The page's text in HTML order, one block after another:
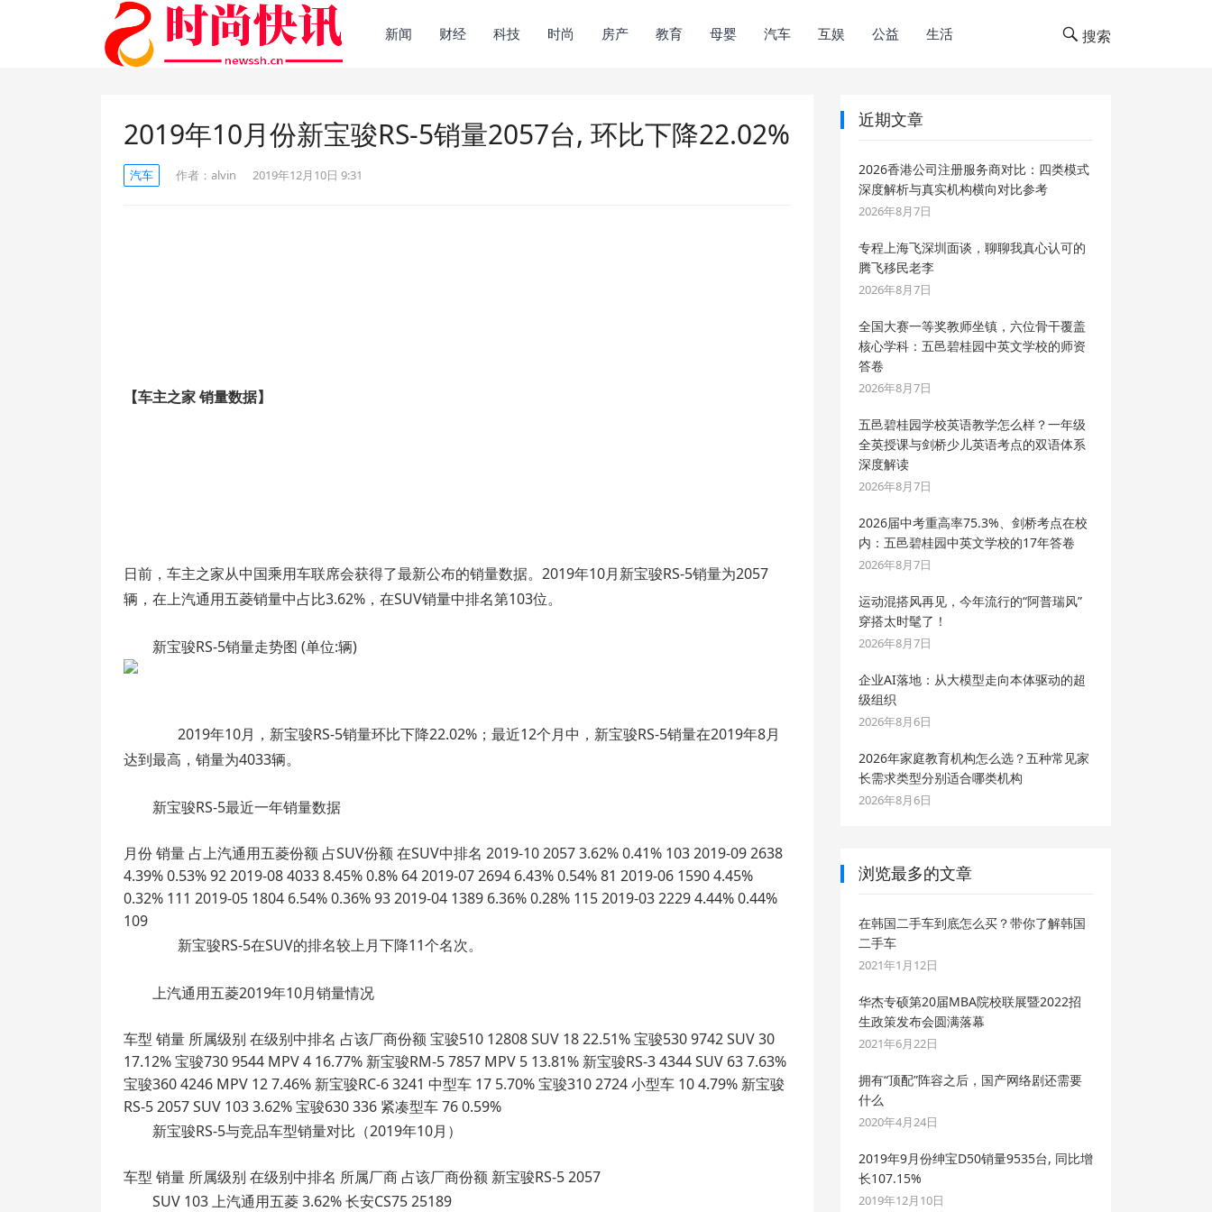
新闻 财经 科技 时尚 房产 教育 母婴 汽车 互娱 公益 生活 搜索
2019年10月份新宝骏RS-5销量2057台, 环比下降22.02%
汽车 作者： alvin 2019年12月10日 9:31
【车主之家 销量数据】
日前，车主之家从中国乘用车联席会获得了最新公布的销量数据。2019年10月新宝骏RS-5销量为2057
辆，在上汽通用五菱销量中占比3.62%，在SUV销量中排名第103位。
新宝骏RS-5销量走势图 (单位:辆)
2019年10月，新宝骏RS-5销量环比下降22.02%；最近12个月中，新宝骏RS-5销量在2019年8月
达到最高，销量为4033辆。
新宝骏RS-5最近一年销量数据
月份 销量 占上汽通用五菱份额 占SUV份额 在SUV中排名 2019-10 2057 3.62% 0.41% 103 2019-09 2638
4.39% 0.53% 92 2019-08 4033 8.45% 0.8% 64 2019-07 2694 6.43% 0.54% 81 2019-06 1590 4.45%
0.32% 111 2019-05 1804 6.54% 0.36% 93 2019-04 1389 6.36% 0.28% 115 2019-03 2229 4.44% 0.44%
109
新宝骏RS-5在SUV的排名较上月下降11个名次。
上汽通用五菱2019年10月销量情况
车型 销量 所属级别 在级别中排名 占该厂商份额 宝骏510 12808 SUV 18 22.51% 宝骏530 9742 SUV 30
17.12% 宝骏730 9544 MPV 4 16.77% 新宝骏RM-5 7857 MPV 5 13.81% 新宝骏RS-3 4344 SUV 63 7.63%
宝骏360 4246 MPV 12 7.46% 新宝骏RC-6 3241 中型车 17 5.70% 宝骏310 2724 小型车 10 4.79% 新宝骏
RS-5 2057 SUV 103 3.62% 宝骏630 336 紧凑型车 76 0.59%
新宝骏RS-5与竞品车型销量对比（2019年10月）
车型 销量 所属级别 在级别中排名 所属厂商 占该厂商份额 新宝骏RS-5 2057
SUV 103 上汽通用五菱 3.62% 长安CS75 25189
近期文章
2026香港公司注册服务商对比：四类模式
深度解析与真实机构横向对比参考
2026年8月7日
专程上海飞深圳面谈，聊聊我真心认可的
腾飞移民老李
2026年8月7日
全国大赛一等奖教师坐镇，六位骨干覆盖
核心学科：五邑碧桂园中英文学校的师资
答卷
2026年8月7日
五邑碧桂园学校英语教学怎么样？一年级
全英授课与剑桥少儿英语考点的双语体系
深度解读
2026年8月7日
2026届中考重高率75.3%、剑桥考点在校
内：五邑碧桂园中英文学校的17年答卷
2026年8月7日
运动混搭风再见，今年流行的“阿普瑞风”
穿搭太时髦了！
2026年8月7日
企业AI落地：从大模型走向本体驱动的超
级组织
2026年8月6日
2026年家庭教育机构怎么选？五种常见家
长需求类型分别适合哪类机构
2026年8月6日
浏览最多的文章
在韩国二手车到底怎么买？带你了解韩国
二手车
2021年1月12日
华杰专硕第20届MBA院校联展暨2022招
生政策发布会圆满落幕
2021年6月22日
拥有“顶配”阵容之后，国产网络剧还需要
什么
2020年4月24日
2019年9月份绅宝D50销量9535台, 同比增
长107.15%
2019年12月10日